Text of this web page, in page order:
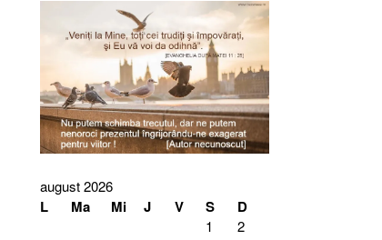
august 2026
L Ma Mi J V S D
1
2